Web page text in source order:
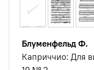
Блуменфельд Ф.
Каприччио: Для